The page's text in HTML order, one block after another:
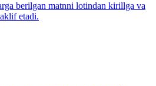
berilgan matnni lotindan kirillga va
etadi.